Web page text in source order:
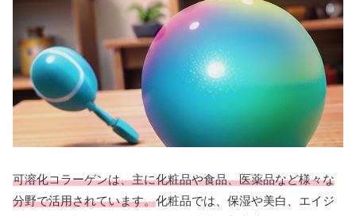
可溶化コラーゲンは、主に化粧品や食品、医薬品など様々な
分野で活用されています。化粧品では、保湿や美白、エイジ